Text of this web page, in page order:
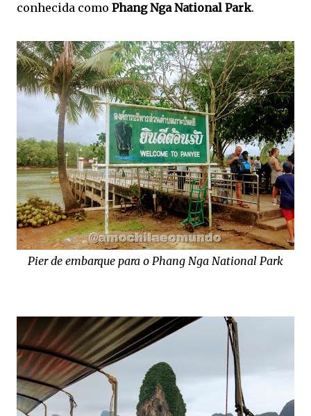
conhecida como Phang Nga National Park.
Pier de embarque para o Phang Nga National Park